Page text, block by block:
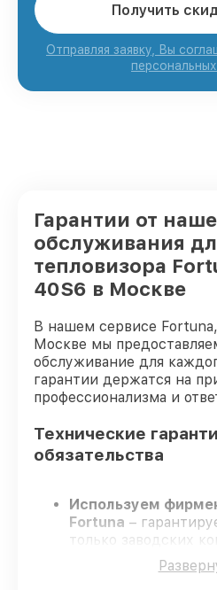
Получить
Отправляя заявку, Вы
Гарантии от
обслуживания
тепловизора
40S6 в Москве
В нашем сервисе
Москве мы
обслуживание для
гарантии держатся на
профессионализма и
Технические
обязательства
Используем
Fortuna –
только заводских
проходят строгий